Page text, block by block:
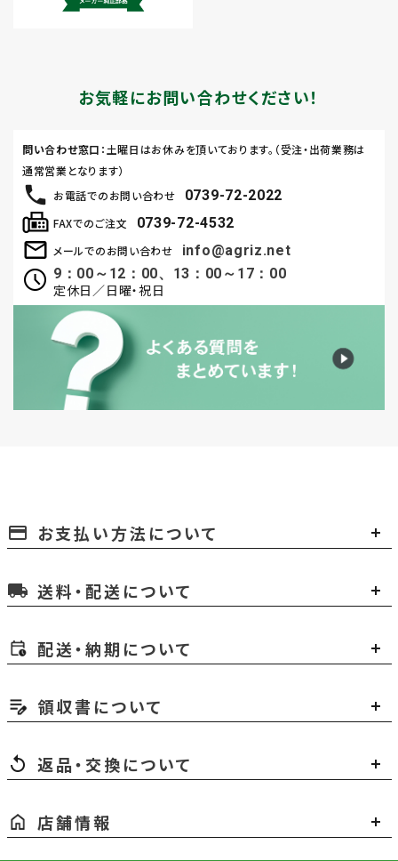
お気軽にお問い合わせください！
お電話でのお問い合わせ 0739-72-2022
メールでのお問い合わせ
info@agriz.net
9：00～12：00、13：00～17：00
定休日／日曜・祝日
FAXでのご注文 0739-72-4532
問い合わせ窓口 ：土曜日はお休みを頂いております。（受注・出荷業務は
通常営業となります）
payment お支払い方法について
local_shipping 送料・配送について
配送・納期について
領収書について
返品・交換について
店舗情報